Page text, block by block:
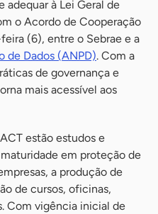
adequar à Lei Geral de
o Acordo de Cooperação
(6), entre o Sebrae e a
de Dados (ANPD). Com a
de governança e
mais acessível aos
estão estudos e
em proteção de
a produção de
de cursos, oficinas,
Com vigência inicial de